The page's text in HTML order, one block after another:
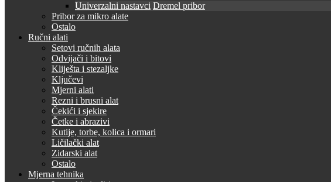
Univerzalni nastavci Dremel pribor
Pribor za mikro alate
Ostalo
Ručni alati
Setovi ručnih alata
Odvijači i bitovi
Kliješta i stezaljke
Ključevi
Mjerni alati
Rezni i brusni alat
Čekići i sjekire
Četke i abrazivi
Kutije, torbe, kolica i ormari
Ličilački alat
Zidarski alat
Ostalo
Mjerna tehnika